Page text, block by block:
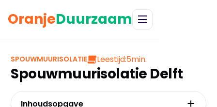
OranjeDuurzaam
SPOUWMUURISOLATIE Leestijd:5min.
Spouwmuurisolatie Delft
Inhoudsopgave